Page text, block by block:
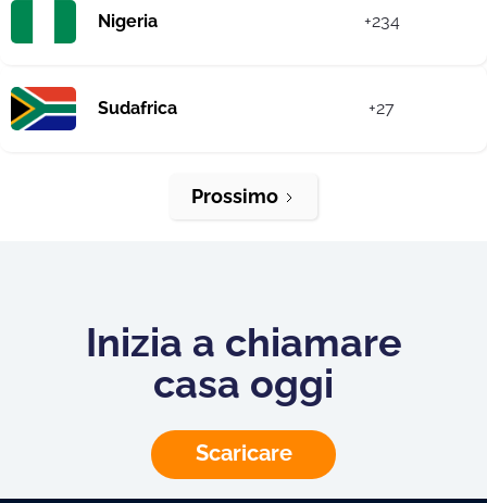
Nigeria +234
Sudafrica +27
Prossimo
Inizia a chiamare
casa oggi
Scaricare